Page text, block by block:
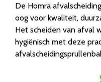
De Homra
oog voor kwaliteit,
Het scheiden van afval
hygiënisch met deze